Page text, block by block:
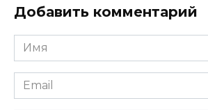
Добавить комментарий
Имя
Email